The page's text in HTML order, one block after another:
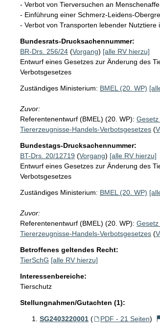
- Verbot von Tierversuchen an
- Einführung einer Schmerz-Leidens-
- Verbot von Transporten lebender
Bundesrats-Drucksachennummer:
BR-Drs. 256/24(Vorgang) [alle RV hierzu]
Entwurf eines Gesetzes zur Änderung des
Verbotsgesetzes
Zuständiges Ministerium: BMEL (20. WP)
Zuvor:
Referentenentwurf (BMEL) (20. WP):
Tiererzeugnisse-Handels-Verbotsgesetzes(
Bundestags-Drucksachennummer:
BT-Drs. 20/12719 (Vorgang) [alle RV hierzu]
Entwurf eines Gesetzes zur Änderung des
Verbotsgesetzes
Zuständiges Ministerium: BMEL (20. WP)
Zuvor:
Referentenentwurf (BMEL) (20. WP):
Tiererzeugnisse-Handels-Verbotsgesetzes(
Betroffenes geltendes Recht:
TierSchG [alle RV hierzu]
Interessenbereiche:
Tierschutz
Stellungnahmen/Gutachten (1):
SG2403220001 ( PDF - 21 Seiten)